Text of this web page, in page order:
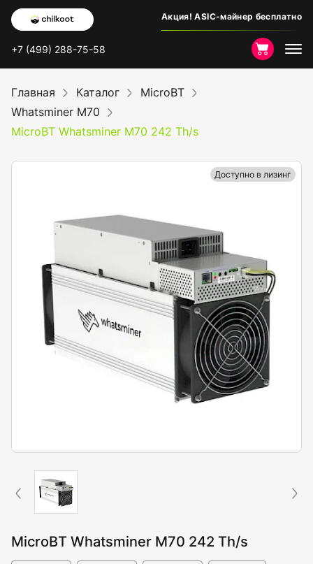
Акция! ASIC-майнер бесплатно
+7 (499) 288-75-58
Главная Каталог
MicroBT
Whatsminer M70
MicroBT Whatsminer M70 242 Th/s
Доступно в лизинг
MicroBT Whatsminer M70 242 Th/s